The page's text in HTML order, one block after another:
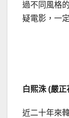
過不同風格
疑電影，一
白熙洙 (嚴正
近二十年來